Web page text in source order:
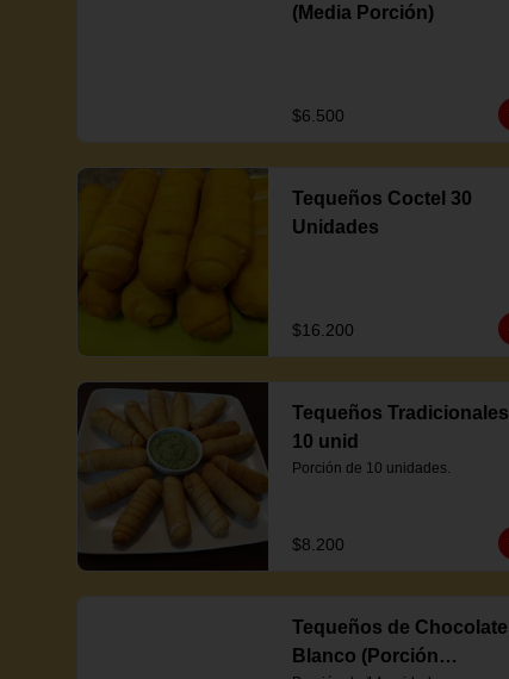
(Media Porción)
$6.500
Tequeños Coctel 30
Unidades
$16.200
Tequeños Tradicionales
10 unid
Porción de 10 unidades.
$8.200
Tequeños de Chocolate
Blanco (Porción